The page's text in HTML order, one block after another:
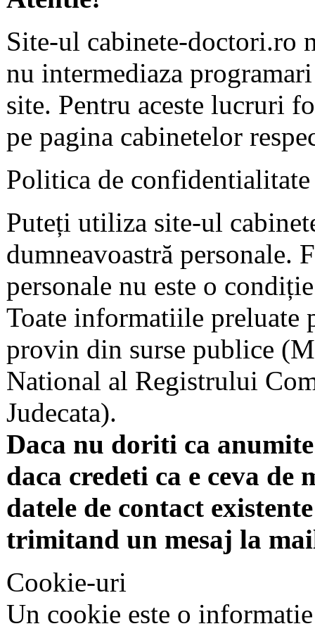
Site-ul cabinete-doctori.ro
nu intermediaza
site. Pentru aceste lucruri
pe pagina cabinetelor
Politica de confidentialitate
Puteți utiliza site-ul
dumneavoastră personale.
personale nu este o
Toate informatiile preluate
provin din surse publice
National al Registrului
Judecata).
Daca nu doriti ca
daca credeti ca e ceva
datele de contact
trimitand un mesaj la
Cookie-uri
Un cookie este o